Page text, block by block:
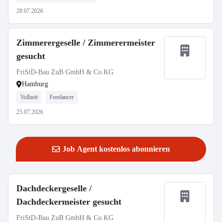
28.07.2026
Zimmerergeselle / Zimmerermeister
gesucht
FriStD-Bau ZuB GmbH & Co.KG
Hamburg
Vollzeit Freelancer
25.07.2026
Job Agent kostenlos abonnieren
Dachdeckergeselle /
Dachdeckermeister gesucht
FriStD-Bau ZuB GmbH & Co.KG